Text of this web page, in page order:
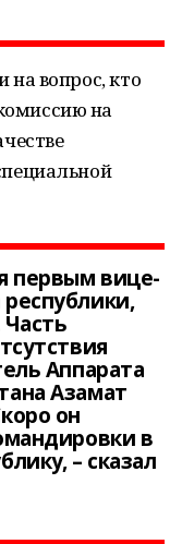
на вопрос, кто
на
первым вице-
Аппарата
Азамат
он
в
– сказал